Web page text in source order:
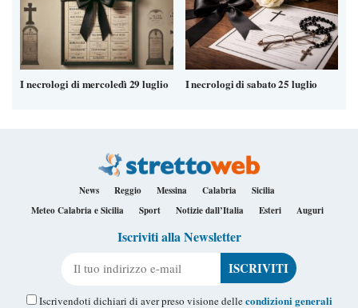
I necrologi di mercoledì 29 luglio I necrologi di sabato 25 luglio
News Reggio Messina Calabria
Sicilia
Meteo Calabria e Sicilia
Sport Notizie dall’Italia Esteri Auguri
Iscriviti alla Newsletter
Iscrivendoti dichiari di aver preso visione dellecondizioni generali